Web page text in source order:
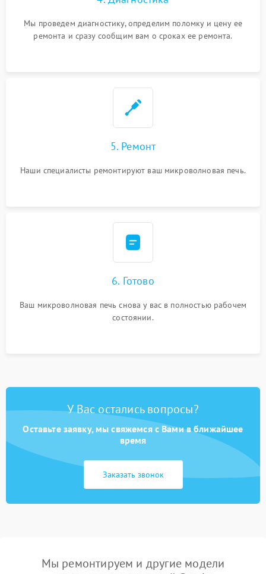
Мы проведем диагностику, определим поломку и цену ее
ремонта и сразу сообщим вам о сроках ее ремонта.
5. Ремонт
Наши специалисты ремонтируют ваш микроволновая печь.
6. Готово
Ваш микроволновая печь снова у вас в полностью рабочем
состоянии.
У Вас остались вопросы?
Оставьте заявку, мы свяжемся с Вами в ближайшее
время
Заказать звонок
Мы ремонтируем и другие модели